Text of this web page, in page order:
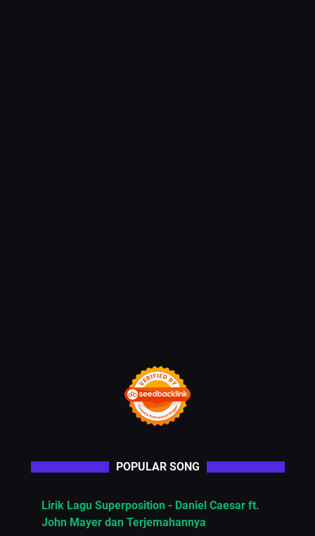
POPULAR SONG
Lirik Lagu Superposition - Daniel Caesar ft.
John Mayer dan Terjemahannya